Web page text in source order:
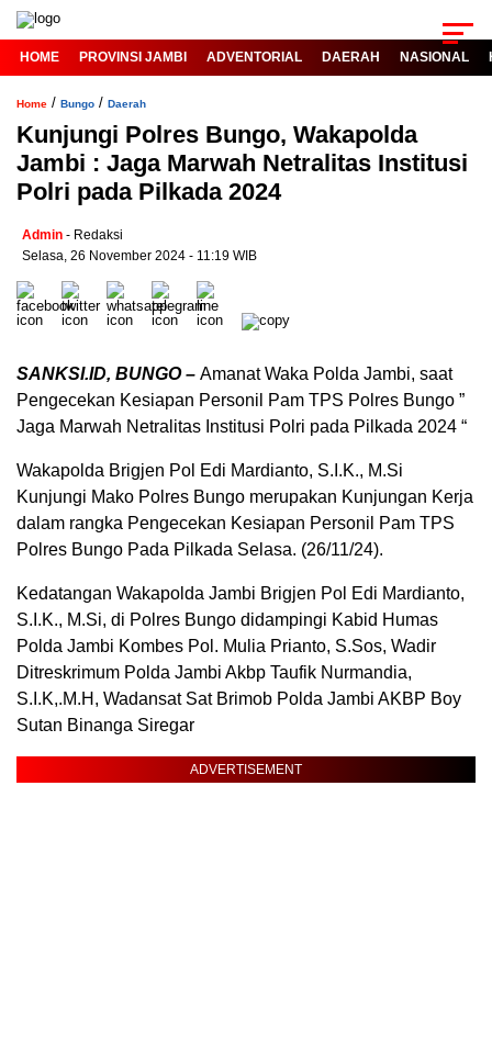
HOME PROVINSI JAMBI ADVENTORIAL DAERAH NASIONAL
Home / Bungo / Daerah
Kunjungi Polres Bungo, Wakapolda
Jambi : Jaga Marwah Netralitas Institusi
Polri pada Pilkada 2024
Admin - Redaksi
Selasa, 26 November 2024 - 11:19 WIB
SANKSI.ID, BUNGO – Amanat Waka Polda Jambi, saat
Pengecekan Kesiapan Personil Pam TPS Polres Bungo ”
Jaga Marwah Netralitas Institusi Polri pada Pilkada 2024 “
Wakapolda Brigjen Pol Edi Mardianto, S.I.K., M.Si
Kunjungi Mako Polres Bungo merupakan Kunjungan Kerja
dalam rangka Pengecekan Kesiapan Personil Pam TPS
Polres Bungo Pada Pilkada Selasa. (26/11/24).
Kedatangan Wakapolda Jambi Brigjen Pol Edi Mardianto,
S.I.K., M.Si, di Polres Bungo didampingi Kabid Humas
Polda Jambi Kombes Pol. Mulia Prianto, S.Sos, Wadir
Ditreskrimum Polda Jambi Akbp Taufik Nurmandia,
S.I.K,.M.H, Wadansat Sat Brimob Polda Jambi AKBP Boy
Sutan Binanga Siregar
ADVERTISEMENT